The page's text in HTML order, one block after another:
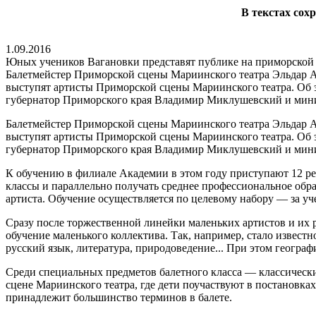
В текстах
1.09.2016
Юных учеников Вагановки представят публике на приморской
Балетмейстер Приморской сцены Мариинского театра Эльдар
выступят артисты Приморской сцены Мариинского театра.
губернатор Приморского края Владимир Миклушевский и
Балетмейстер Приморской сцены Мариинского театра Эльдар
выступят артисты Приморской сцены Мариинского театра.
губернатор Приморского края Владимир Миклушевский и
К обучению в филиале Академии в этом году приступают 12
классы и параллельно получать среднее профессиональное
артиста. Обучение осуществляется по целевому набору — за
Сразу после торжественной линейки маленьких артистов и
обучение маленького коллектива. Так, например, стало
русский язык, литература, природоведение... При этом
Среди специальных предметов балетного класса —
сцене Мариинского театра, где дети поучаствуют в
принадлежит большинство терминов в балете.